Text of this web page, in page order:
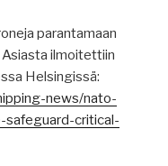
parantamaan
Asiasta ilmoitettiin
Helsingissä:
news/nato-
safeguard-critical-